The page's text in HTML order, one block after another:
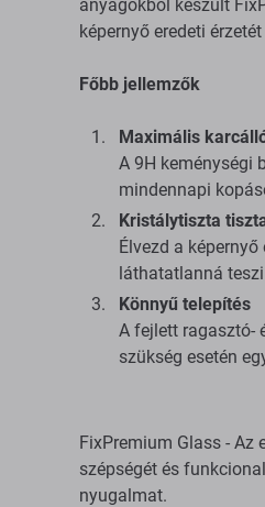
anyagokból készült
képernyő eredeti
Főbb jellemzők
Maximális
A 9H keménységi
mindennapi
Kristálytiszta
Élvezd a
láthatatlanná
Könnyű telepítés
A fejlett ragasztó-
szükség esetén
FixPremium Glass - Az
szépségét és
nyugalmat.